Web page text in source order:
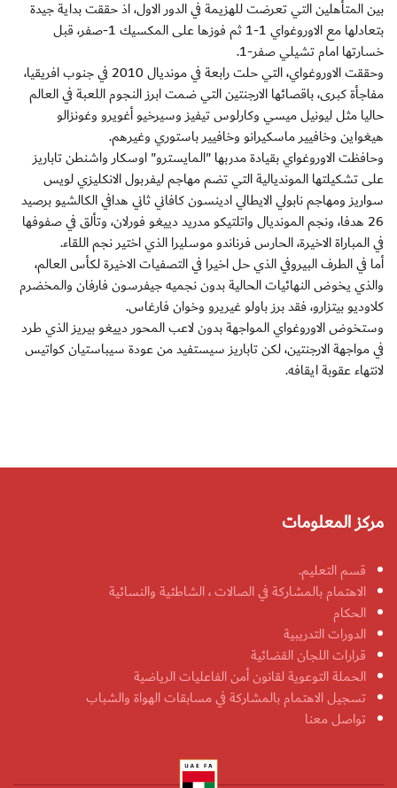
بين المتأهلين التي تعرضت للهزيمة في الدور الاول، اذ حققت بداية جيدة
بتعادلها مع الاوروغواي 1-1 ثم فوزها على المكسيك 1-صفر، قبل
خسارتها امام تشيلي صفر-1.
وحققت الاوروغواي، التي حلت رابعة في مونديال 2010 في جنوب افريقيا،
مفاجأة كبرى، باقصائها الارجنتين التي ضمت ابرز النجوم اللعبة في العالم
حاليا مثل ليونيل ميسي وكارلوس تيفيز وسيرخيو أغويرو وغونزالو
هيغواين وخافيير ماسكيرانو وخافيير باستوري وغيرهم.
وحافظت الاوروغواي بقيادة مدربها "المايسترو" اوسكار واشنطن تاباريز
على تشكيلتها المونديالية التي تضم مهاجم ليفربول الانكليزي لويس
سواريز ومهاجم نابولي الايطالي ادينسون كافاني ثاني هدافي الكالشيو برصيد
26 هدفا، ونجم المونديال واتلتيكو مدريد دييغو فورلان، وتألق في صفوفها
في المباراة الاخيرة، الحارس فرناندو موسليرا الذي اختير نجم اللقاء.
أما في الطرف البيروفي الذي حل اخيرا في التصفيات الاخيرة لكأس العالم،
والذي يخوض النهائيات الحالية بدون نجميه جيفرسون فارفان والمخضرم
كلاوديو بيتزارو، فقد برز باولو غيريرو وخوان فارغاس.
وستخوض الاوروغواي المواجهة بدون لاعب المحور دييغو بيريز الذي طرد
في مواجهة الارجنتين، لكن تاباريز سيستفيد من عودة سيباستيان كواتيس
لانتهاء عقوبة ايقافه.
مركز المعلومات
قسم التعليم.
الاهتمام بالمشاركة في الصالات ، الشاطئية والنسائية
الحكام
الدورات التدريبية
قرارات اللجان القضائية
الحملة التوعوية لقانون أمن الفاعليات الرياضية
تسجيل الاهتمام بالمشاركة في مسابقات الهواة والشباب
تواصل معنا